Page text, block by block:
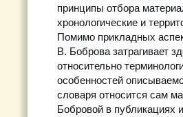
принципы отбора
хронологические и
Помимо прикладных
В. Боброва затрагивает
относительно
особенностей
словаря относится сам
Бобровой в публикациях